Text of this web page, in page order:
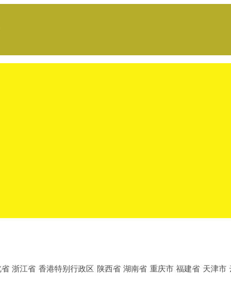
浙江省 香港特别行政区 陕西省 湖南省 重庆市 福建省 天津